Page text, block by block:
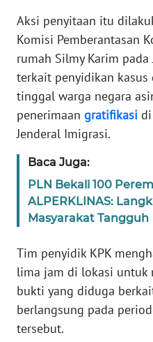
Aksi penyitaan itu
Komisi Pemberantasan
rumah Silmy Karim
terkait penyidikan kasus
tinggal warga negara
penerimaan gratifikasi
Jenderal Imigrasi.
Baca Juga:
PLN Bekali 100
ALPERKLINAS:
Masyarakat Tangguh
Tim penyidik KPK
lima jam di lokasi untuk
bukti yang diduga
berlangsung pada
tersebut.
PEDOMAN
MEDIA
SIBER
REDAKSI
DISCLAIMER
Wahana
Regional
WN
SUMUT
WN